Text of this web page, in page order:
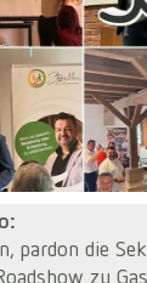
pardon die
zu